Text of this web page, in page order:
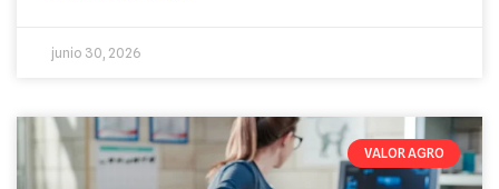
junio 30, 2026
VALOR AGRO